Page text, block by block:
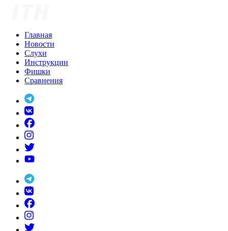
Главная
Новости
Слухи
Инструкции
Фишки
Сравнения